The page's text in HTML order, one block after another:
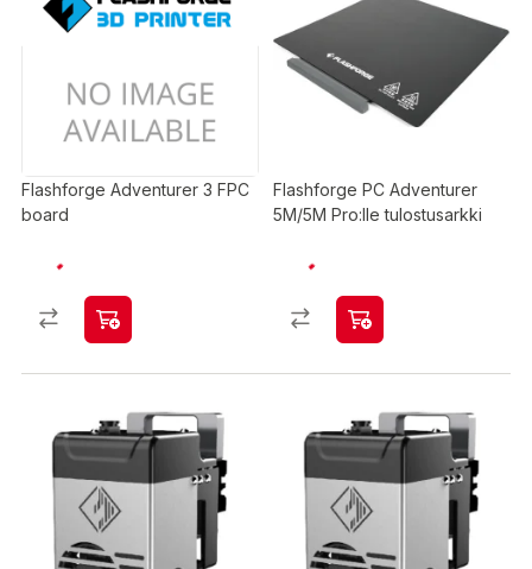
Flashforge Adventurer 3 FPC
board
Flashforge PC Adventurer
5M/5M Pro:lle tulostusarkki